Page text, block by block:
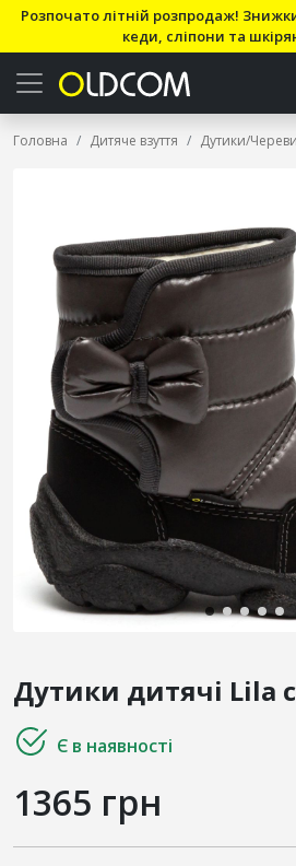
Розпочато літній розпродаж!
кеди, сліпони та
Головна Дитяче взуття Дутики/
Дутики дитячі Lila
Є в наявності
1365 грн